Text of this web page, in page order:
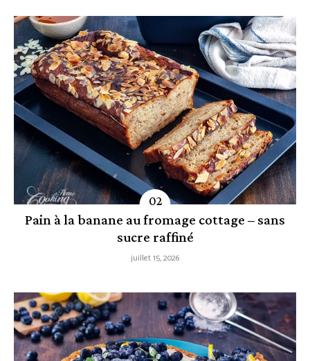
Pain à la banane au fromage cottage – sans
sucre raffiné
juillet 15, 2026